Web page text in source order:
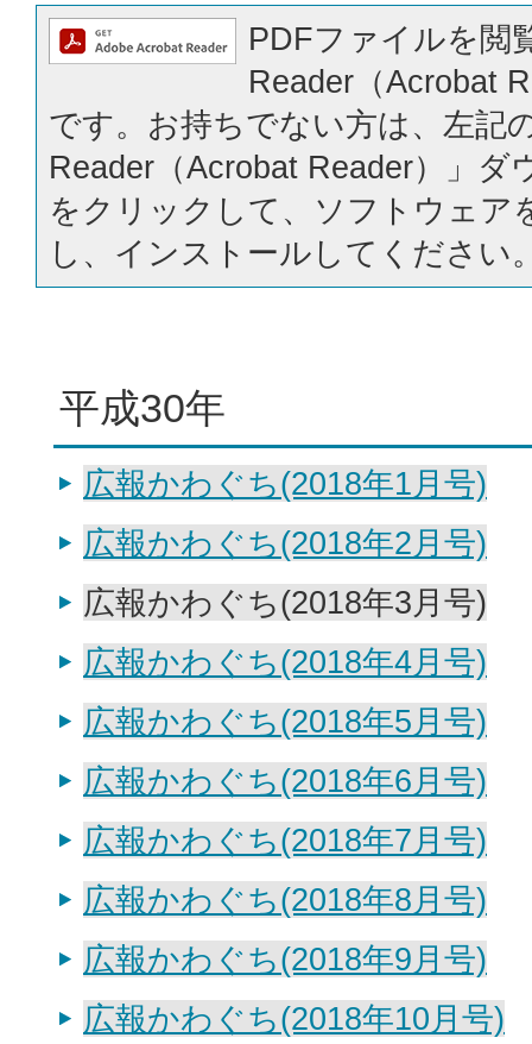
PDFファイルを閲
Reader（Acrobat
です。お持ちでない方は、左記
Reader（Acrobat Reader）」ダ
をクリックして、ソフトウェア
し、インストールしてください
平成30年
広報かわぐち(2018年1月号)
広報かわぐち(2018年2月号)
広報かわぐち(2018年3月号)
広報かわぐち(2018年4月号)
広報かわぐち(2018年5月号)
広報かわぐち(2018年6月号)
広報かわぐち(2018年7月号)
広報かわぐち(2018年8月号)
広報かわぐち(2018年9月号)
広報かわぐち(2018年10月号)